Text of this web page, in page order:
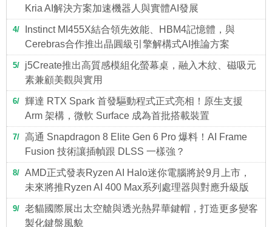
Kria AI解決方案加速機器人與實體AI發展
4
Instinct MI455X結合領先效能、HBM4記憶體，與
Cerebras合作推出晶圓級引擎解構式AI推論方案
5
j5Create推出高質感模組化螢幕桌，融入木紋、磁吸元
素兼顧美觀與實用
6
輝達 RTX Spark 首發驅動程式正式亮相！原生支援
Arm 架構，微軟 Surface 成為首批搭載裝置
7
高通 Snapdragon 8 Elite Gen 6 Pro 爆料！AI Frame
Fusion 技術讓插幀跟 DLSS 一樣強？
8
AMD正式發表Ryzen AI Halo迷你電腦將於9月上市，
未來將推Ryzen AI 400 Max系列處理器與對應升級版
9
老貓國際展出太空艙與透光熱昇華鍵帽，打造更多變客
製化鍵盤風貌